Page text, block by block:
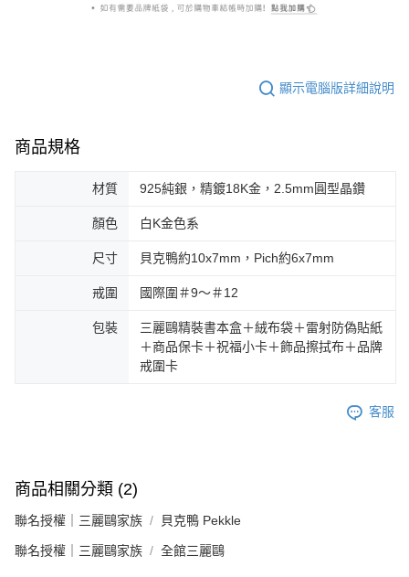
顯示電腦版詳細說明
商品規格
材質 925純銀，精鍍18K金，2.5mm圓型晶鑽
顏色 白K金色系
尺寸 貝克鴨約10x7mm，Pich約6x7mm
戒圍 國際圍＃9～＃12
包裝
三麗鷗精裝書本盒＋絨布袋＋雷射防偽貼紙
＋商品保卡＋祝福小卡＋飾品擦拭布＋品牌
戒圍卡
客服
商品相關分類 (2)
聯名授權｜三麗鷗家族 貝克鴨 Pekkle
聯名授權｜三麗鷗家族 全館三麗鷗